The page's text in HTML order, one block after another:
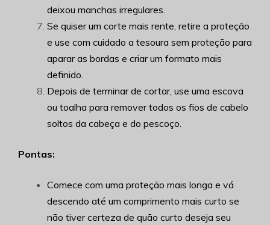
deixou manchas irregulares.
Se quiser um corte mais rente, retire a proteção
e use com cuidado a tesoura sem proteção para
aparar as bordas e criar um formato mais
definido.
Depois de terminar de cortar, use uma escova
ou toalha para remover todos os fios de cabelo
soltos da cabeça e do pescoço.
Pontas:
Comece com uma proteção mais longa e vá
descendo até um comprimento mais curto se
não tiver certeza de quão curto deseja seu